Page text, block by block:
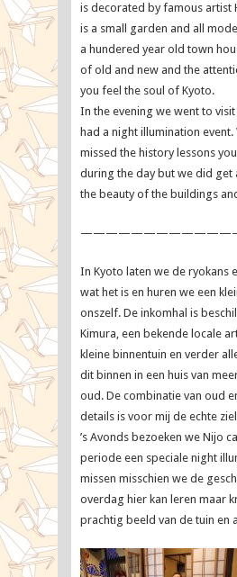
is decorated by famous artist
is a small garden and all
a hundered year old town
of old and new and the
you feel the soul of Kyoto.
In the evening we went to
had a night illumination event.
missed the history lessons
during the day but we did get
the beauty of the buildings
In Kyoto laten we de ryokans
wat het is en huren we een
onszelf. De inkomhal is
Kimura, een bekende locale
kleine binnentuin en verder
dit binnen in een huis van
oud. De combinatie van oud
details is voor mij de echte
’s Avonds bezoeken we Nijo
periode een speciale night
missen misschien we de
overdag hier kan leren maar
prachtig beeld van de tuin en